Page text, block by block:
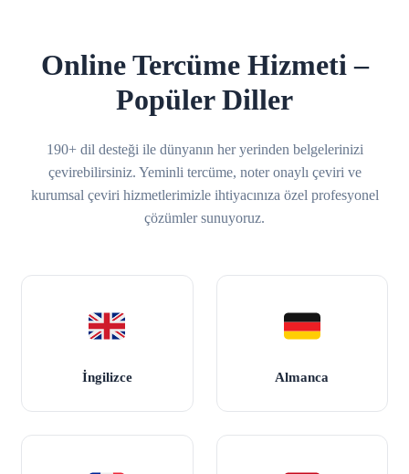
Online Tercüme Hizmeti –
Popüler Diller
190+ dil desteği ile dünyanın her yerinden belgelerinizi
çevirebilirsiniz. Yeminli tercüme, noter onaylı çeviri ve
kurumsal çeviri hizmetlerimizle ihtiyacınıza özel profesyonel
çözümler sunuyoruz.
İngilizce Almanca